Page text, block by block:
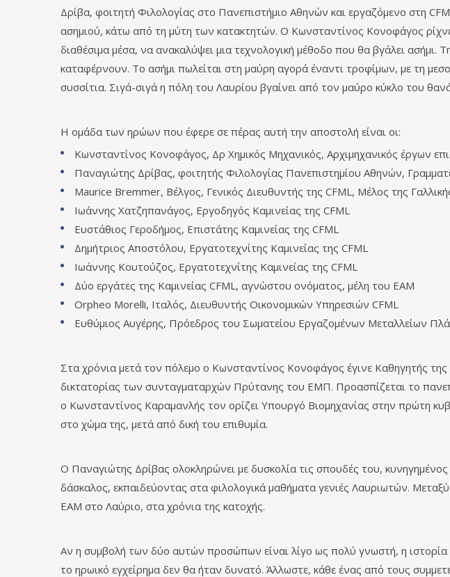
Δρίβα, φοιτητή Φιλολογίας στο Πανεπιστήμιο Αθηνών και εργαζόμενο στη
ασημιού, κάτω από τη μύτη των κατακτητών. Ο Κωνσταντίνος Κονοφάγος
διαθέσιμα μέσα, να ανακαλύψει μια τεχνολογική μέθοδο που θα βγάλει ασήμι.
καταφέρνουν. Το ασήμι πωλείται στη μαύρη αγορά έναντι τροφίμων, με τη
συσσίτια. Σιγά-σιγά η πόλη του Λαυρίου βγαίνει από τον μαύρο κύκλο του
Η ομάδα των ηρώων που έφερε σε πέρας αυτή την αποστολή είναι οι:
Κωνσταντίνος Κονοφάγος, Δρ Χημικός Μηχανικός, Αρχιμηχανικός έργων
Παναγιώτης Δρίβας, φοιτητής Φιλολογίας Πανεπιστημίου Αθηνών,
Maurice Bremmer, Βέλγος, Γενικός Διευθυντής της CFML, Μέλος της
Ιωάννης Χατζηπανάγος, Εργοδηγός Καμινείας της CFML
Ευστάθιος Γεροδήμος, Επιστάτης Καμινείας της CFML
Δημήτριος Αποστόλου, Εργατοτεχνίτης Καμινείας της CFML
Ιωάννης Κουτούζος, Εργατοτεχνίτης Καμινείας της CFML
Δύο εργάτες της Καμινείας CFML, αγνώστου ονόματος, μέλη του ΕΑΜ
Orpheo Morelli, Ιταλός, Διευθυντής Οικονομικών Υπηρεσιών CFML
Ευθύμιος Αυγέρης, Πρόεδρος του Σωματείου Εργαζομένων Μεταλλείων
Στα χρόνια μετά τον πόλεμο ο Κωνσταντίνος Κονοφάγος έγινε Καθηγητής
δικτατορίας των συνταγματαρχών Πρύτανης του ΕΜΠ. Προασπίζεται το
ο Κωνσταντίνος Καραμανλής τον ορίζει Υπουργό Βιομηχανίας στην πρώτη
στο χώμα της, μετά από δική του επιθυμία.
Ο Παναγιώτης Δρίβας ολοκληρώνει με δυσκολία τις σπουδές του,
δάσκαλος, εκπαιδεύοντας στα φιλολογικά μαθήματα γενιές Λαυριωτών.
ΕΑΜ στο Λαύριο, στα χρόνια της κατοχής.
Αν η συμβολή των δύο αυτών προσώπων είναι λίγο ως πολύ γνωστή, η
το ηρωικό εγχείρημα δεν θα ήταν δυνατό. Άλλωστε, κάθε ένας από τους